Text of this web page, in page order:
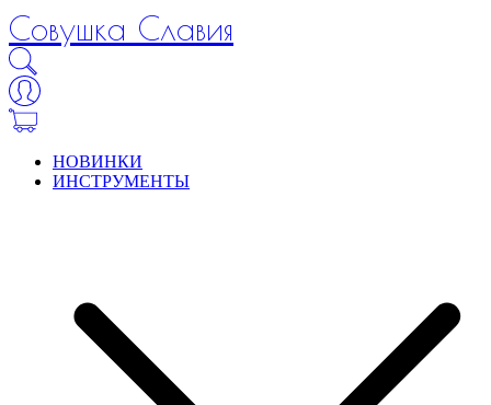
Совушка Славия
НОВИНКИ
ИНСТРУМЕНТЫ